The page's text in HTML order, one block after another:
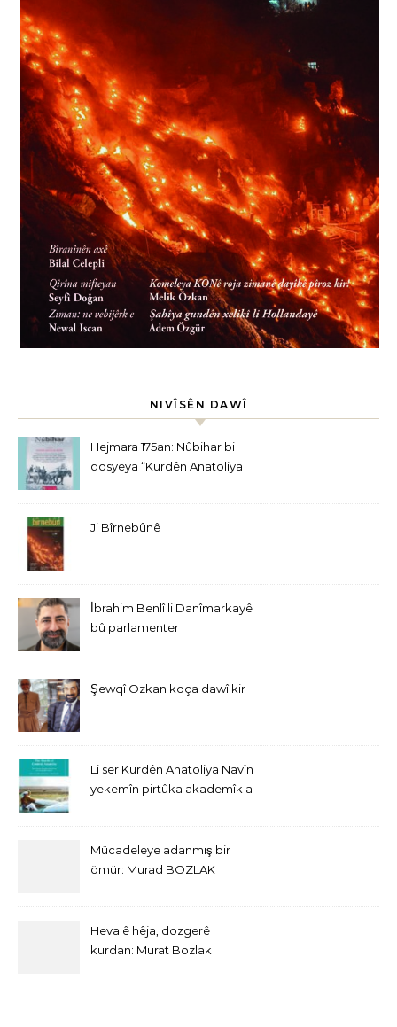
NIVÎSÊN DAWÎ
Hejmara 175an: Nûbihar bi
dosyeya “Kurdên Anatoliya
Ji Bîrnebûnê
İbrahim Benlî li Danîmarkayê
bû parlamenter
Şewqî Ozkan koça dawî kir
Li ser Kurdên Anatoliya Navîn
yekemîn pirtûka akademîk a
Mücadeleye adanmış bir
ömür: Murad BOZLAK
Hevalê hêja, dozgerê
kurdan: Murat Bozlak